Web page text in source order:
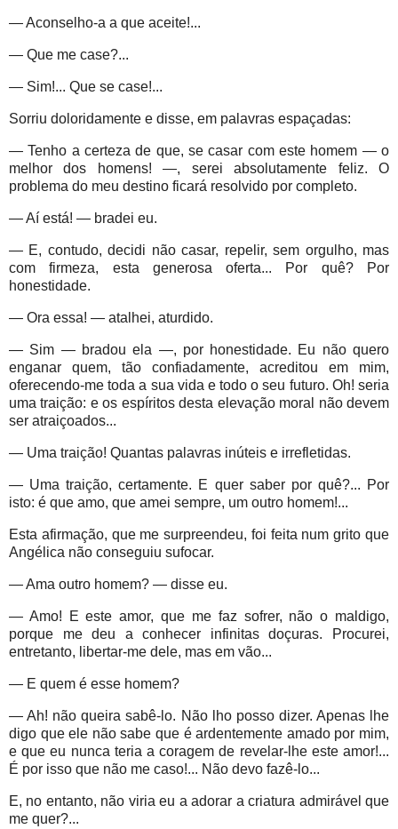
— Aconselho-a a que aceite!...
— Que me case?...
— Sim!... Que se case!...
Sorriu doloridamente e disse, em palavras espaçadas:
— Tenho a certeza de que, se casar com este homem — o
melhor dos homens! —, serei absolutamente feliz. O
problema do meu destino ficará resolvido por completo.
— Aí está! — bradei eu.
— E, contudo, decidi não casar, repelir, sem orgulho, mas
com firmeza, esta generosa oferta... Por quê? Por
honestidade.
— Ora essa! — atalhei, aturdido.
— Sim — bradou ela —, por honestidade. Eu não quero
enganar quem, tão confiadamente, acreditou em mim,
oferecendo-me toda a sua vida e todo o seu futuro. Oh! seria
uma traição: e os espíritos desta elevação moral não devem
ser atraiçoados...
— Uma traição! Quantas palavras inúteis e irrefletidas.
— Uma traição, certamente. E quer saber por quê?... Por
isto: é que amo, que amei sempre, um outro homem!...
Esta afirmação, que me surpreendeu, foi feita num grito que
Angélica não conseguiu sufocar.
— Ama outro homem? — disse eu.
— Amo! E este amor, que me faz sofrer, não o maldigo,
porque me deu a conhecer infinitas doçuras. Procurei,
entretanto, libertar-me dele, mas em vão...
— E quem é esse homem?
— Ah! não queira sabê-lo. Não lho posso dizer. Apenas lhe
digo que ele não sabe que é ardentemente amado por mim,
e que eu nunca teria a coragem de revelar-lhe este amor!...
É por isso que não me caso!... Não devo fazê-lo...
E, no entanto, não viria eu a adorar a criatura admirável que
me quer?...